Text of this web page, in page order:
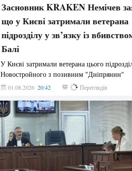
Засновник KRAKEN Немічев
що у Києві затримали ветерана
підрозділу у зв’язку із
Балі
У Києві затримали ветерана цього
Новостройного з позивним "Дніпрянин"
01.08.2026 20:42 170 Переглядів